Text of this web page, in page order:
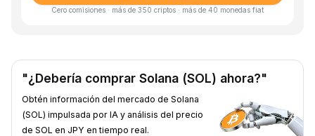
Cero comisiones · más de 350 criptos · más de 40 monedas fiat
"¿Debería comprar Solana (SOL) ahora?"
Obtén información del mercado de Solana
(SOL) impulsada por IA y análisis del precio
de SOL en JPY en tiempo real.